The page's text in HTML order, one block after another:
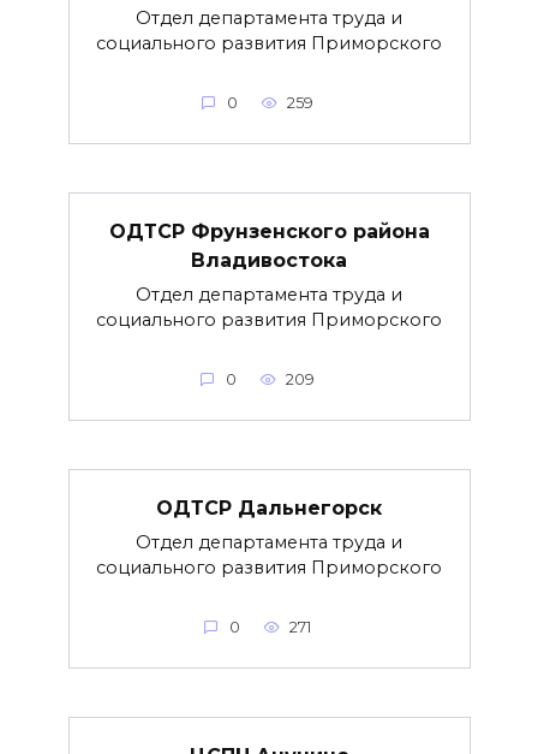
Отдел департамента труда и
социального развития Приморского
0 259
ОДТСР Фрунзенского района
Владивостока
Отдел департамента труда и
социального развития Приморского
0 209
ОДТСР Дальнегорск
Отдел департамента труда и
социального развития Приморского
0 271